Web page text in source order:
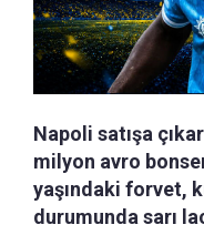
Napoli satışa
milyon avro
yaşındaki forvet,
durumunda sarı